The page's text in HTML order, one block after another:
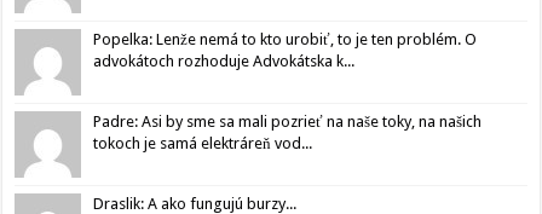
Popelka: Lenže nemá to kto urobiť, to je ten problém. O
advokátoch rozhoduje Advokátska k...
Padre: Asi by sme sa mali pozrieť na naše toky, na našich
tokoch je samá elektráreň vod...
Draslik: A ako fungujú burzy...